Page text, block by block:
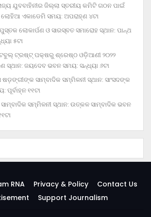
ଯୁବବାହିନୀର ଜିଲ୍ଲା ସ୍ତରୀୟ କମିଟି ଗଠନ ପାଇଁ
ଲୋହିଆ ଏକାଡେମି ସମୟ: ଅପରାହ୍‌ଣ ୪ଟା
ଲୋକାର୍ପଣ ଓ ସାରସ୍ବତ ସମାରୋହ ସ୍ଥାନ: ପାନ୍ଥ
୫ଟା
ଟ୍ରଷ୍ଟ୍‌ ପକ୍ଷରୁ ଶ୍ରେଷ୍ଠ ଓଡ଼ିଆଣୀ ୨୦୨୨
ସ୍ଥାନ: ଜୟଦେବ ଭବନ ସମୟ: ସନ୍ଧ୍ୟା ୬ଟା
ଷଡ଼ଙ୍ଗୀଙ୍କ ସାମ୍ବାଦିକ ସମ୍ମିଳନୀ ସ୍ଥାନ: ସାଂସଦଙ୍କ
ପୂର୍ବାହ୍ନ ୧୧ଟା
ସାମ୍ବାଦିକ ସମ୍ମିଳନୀ ସ୍ଥାନ: ଉତ୍କଳ ସାମ୍ବାଦିକ ଭବନ
RNA Privacy & Policy
Contact Us
Support Journalism